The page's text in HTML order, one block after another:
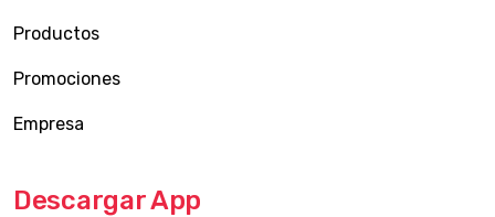
Productos
Promociones
Empresa
Descargar App